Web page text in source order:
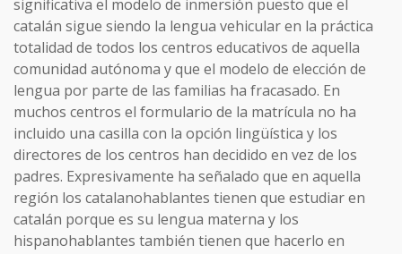
significativa el modelo de inmersión puesto que el
catalán sigue siendo la lengua vehicular en la práctica
totalidad de todos los centros educativos de aquella
comunidad autónoma y que el modelo de elección de
lengua por parte de las familias ha fracasado. En
muchos centros el formulario de la matrícula no ha
incluido una casilla con la opción lingüística y los
directores de los centros han decidido en vez de los
padres. Expresivamente ha señalado que en aquella
región los catalanohablantes tienen que estudiar en
catalán porque es su lengua materna y los
hispanohablantes también tienen que hacerlo en